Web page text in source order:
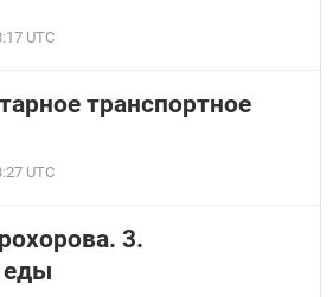
UTC
транспортное
UTC
3.
еды